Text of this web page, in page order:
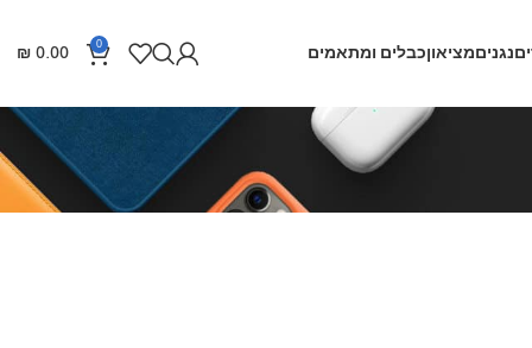
נגניםמציאוןכבלים ומתאמים 0
₪ 0.00